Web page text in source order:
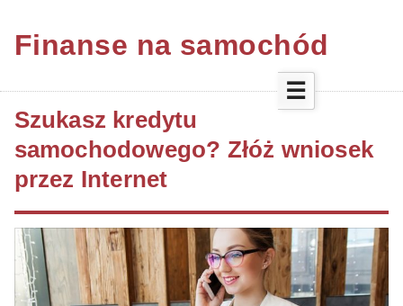
Finanse na samochód
☰
Szukasz kredytu
samochodowego? Złóż wniosek
przez Internet